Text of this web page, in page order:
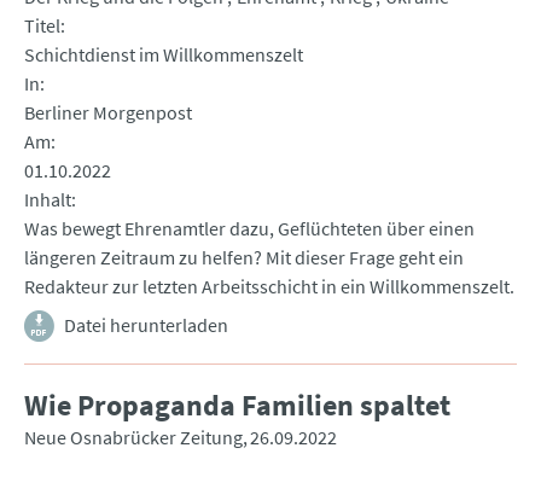
Titel
Schichtdienst im Willkommenszelt
In
Berliner Morgenpost
Am
01.10.2022
Inhalt
Was bewegt Ehrenamtler dazu, Geflüchteten über einen
längeren Zeitraum zu helfen? Mit dieser Frage geht ein
Redakteur zur letzten Arbeitsschicht in ein Willkommenszelt.
Datei herunterladen
Wie Propaganda Familien spaltet
Neue Osnabrücker Zeitung 26.09.2022